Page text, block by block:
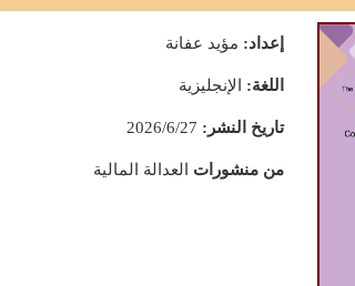
إعداد: مؤيد عفانة
اللغة: الإنجليزية
تاريخ النشر:
من منشورات العدالة المالية